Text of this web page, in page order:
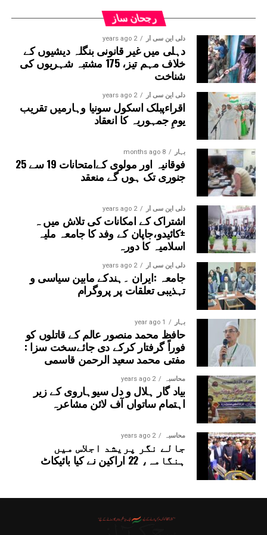
تمام نکاسی آب کے مقامات پر اہلکار تعینات کیے
رجحان ساز
دلی این سی آر 2 years ago
دہلی میں غیر قانونی بنگلہ دیشیوں کے
خلاف مہم تیز، 175 مشتبہ شہریوں کی
شناخت
دلی این سی آر 2 years ago
اقراءپبلک اسکول سونیا وہارمیں تقریب
یومِ جمہوریہ کا انعقاد
بہار 8 months ago
فوقانیہ اور مولوی کےامتحانات 19 سے 25
جنوری تک ہوں گے منعقد
دلی این سی آر 2 years ago
اشتراک کے امکانات کی تلاش میں ہ
±کائیدو،جاپان کے وفد کا جامعہ ملیہ
اسلامیہ کا دورہ
دلی این سی آر 2 years ago
جامعہ :ایران ۔ہندکے مابین سیاسی و
تہذیبی تعلقات پر پروگرام
بہار 1 year ago
حافظ محمد منصور عالم کے قاتلوں کو
فوراً گرفتار کرکے دی جائےسخت سزا :
مفتی محمد سعید الرحمن قاسمی
محاسبہ 2 years ago
بیاد گار ہلال و دل سیوہاروی کے زیر
اہتمام ساتواں آف لائن مشاعرہ
محاسبہ 2 years ago
جالے نگر پریشد اجلاس میں
ہنگامہ، 22 اراکین نے کیا بائیکاٹ